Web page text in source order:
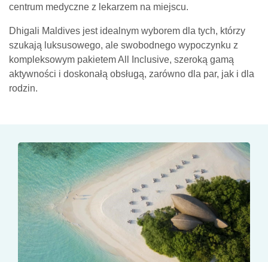
centrum medyczne z lekarzem na miejscu.
Dhigali Maldives jest idealnym wyborem dla tych, którzy
szukają luksusowego, ale swobodnego wypoczynku z
kompleksowym pakietem All Inclusive, szeroką gamą
aktywności i doskonałą obsługą, zarówno dla par, jak i dla
rodzin.